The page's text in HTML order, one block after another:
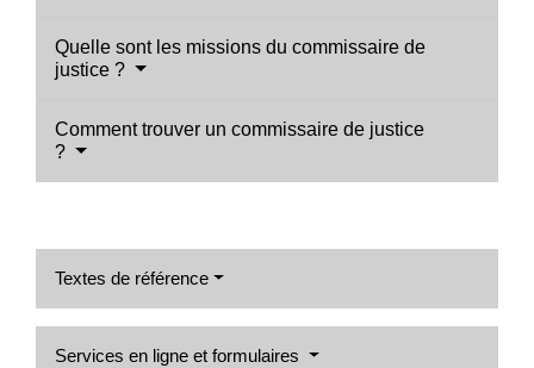
Quelle sont les missions du commissaire de
justice ?
Comment trouver un commissaire de justice
?
Textes de référence
Services en ligne et formulaires